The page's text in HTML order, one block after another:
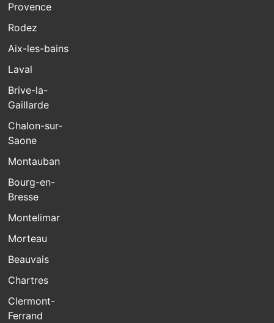
Provence
Rodez
Aix-les-bains
Laval
Brive-la-
Gaillarde
Chalon-sur-
Saone
Montauban
Bourg-en-
Bresse
Montelimar
Morteau
Beauvais
Chartres
Clermont-
Ferrand